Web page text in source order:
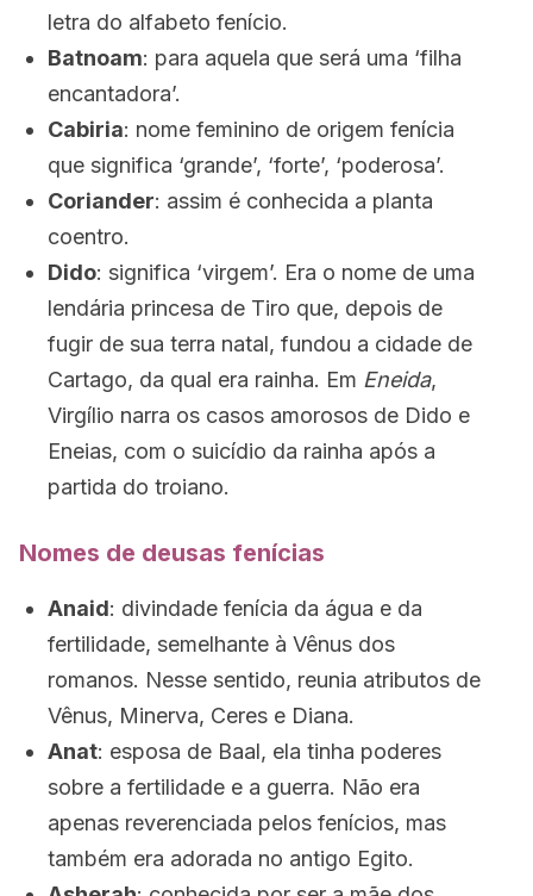
letra do alfabeto fenício.
Batnoam: para aquela que será uma ‘filha
encantadora’.
Cabiria: nome feminino de origem fenícia
que significa ‘grande’, ‘forte’, ‘poderosa’.
Coriander: assim é conhecida a planta
coentro.
Dido: significa ‘virgem’. Era o nome de uma
lendária princesa de Tiro que, depois de
fugir de sua terra natal, fundou a cidade de
Cartago, da qual era rainha. Em Eneida,
Virgílio narra os casos amorosos de Dido e
Eneias, com o suicídio da rainha após a
partida do troiano.
Nomes de deusas fenícias
Anaid: divindade fenícia da água e da
fertilidade, semelhante à Vênus dos
romanos. Nesse sentido, reunia atributos de
Vênus, Minerva, Ceres e Diana.
Anat: esposa de Baal, ela tinha poderes
sobre a fertilidade e a guerra. Não era
apenas reverenciada pelos fenícios, mas
também era adorada no antigo Egito.